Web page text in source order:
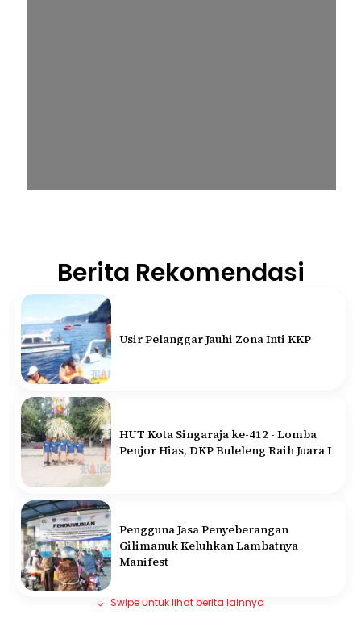
Berita Rekomendasi
Usir Pelanggar Jauhi Zona Inti KKP
HUT Kota Singaraja ke-412 - Lomba
Penjor Hias, DKP Buleleng Raih Juara I
Pengguna Jasa Penyeberangan
Gilimanuk Keluhkan Lambatnya
Manifest
Swipe untuk lihat berita lainnya